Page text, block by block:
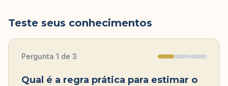
Teste seus conhecimentos
Pergunta 1 de 3
Qual é a regra prática para estimar o